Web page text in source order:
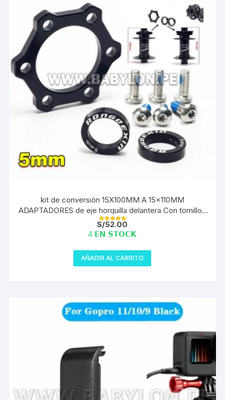
kit de conversión 15X100MM A 15x110MM
ADAPTADORES de eje horquilla delantera Con tornillos
5MM | SET
Valorado con
5.00
de 5
S/52.00
4 𝗘𝗡 𝗦𝗧𝗢𝗖𝗞
AÑADIR AL CARRITO